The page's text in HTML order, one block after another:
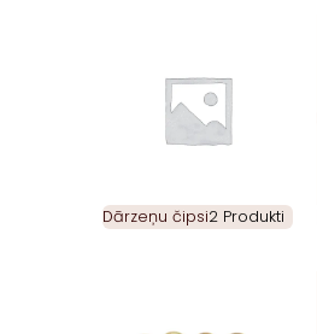
Dārzeņu čipsi2 Produkti